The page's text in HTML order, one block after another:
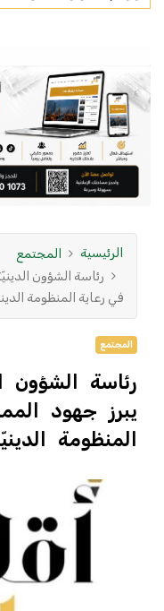
الرئيسية
المجتمع
رئاسة الشؤون
في رعاية المنظومة
المجتمع
رئاسة الشؤون
يبرز جهود
المنظومة